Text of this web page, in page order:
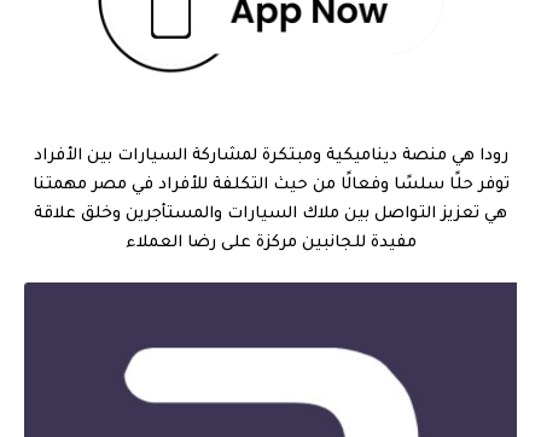
رودا هي منصة ديناميكية ومبتكرة لمشاركة السيارات بين الأفراد
توفر حلًا سلسًا وفعالًا من حيث التكلفة للأفراد في مصر مهمتنا
هي تعزيز التواصل بين ملاك السيارات والمستأجرين وخلق علاقة
مفيدة للجانبين مركزة على رضا العملاء